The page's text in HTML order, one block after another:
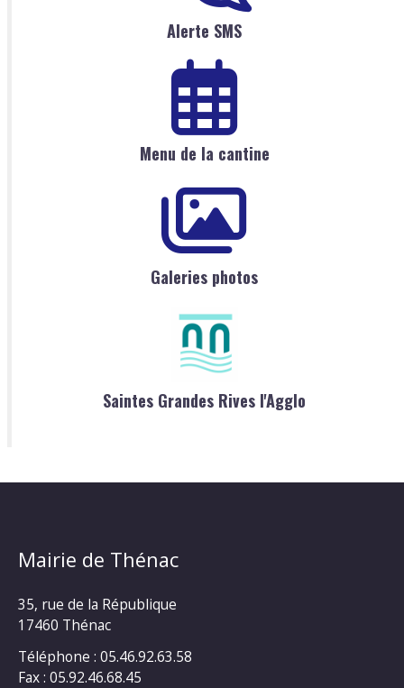
Alerte SMS
Menu de la cantine
Galeries photos
Saintes Grandes Rives l'Agglo
Mairie de Thénac
35, rue de la République
17460 Thénac
Téléphone : 05.46.92.63.58
Fax : 05.92.46.68.45